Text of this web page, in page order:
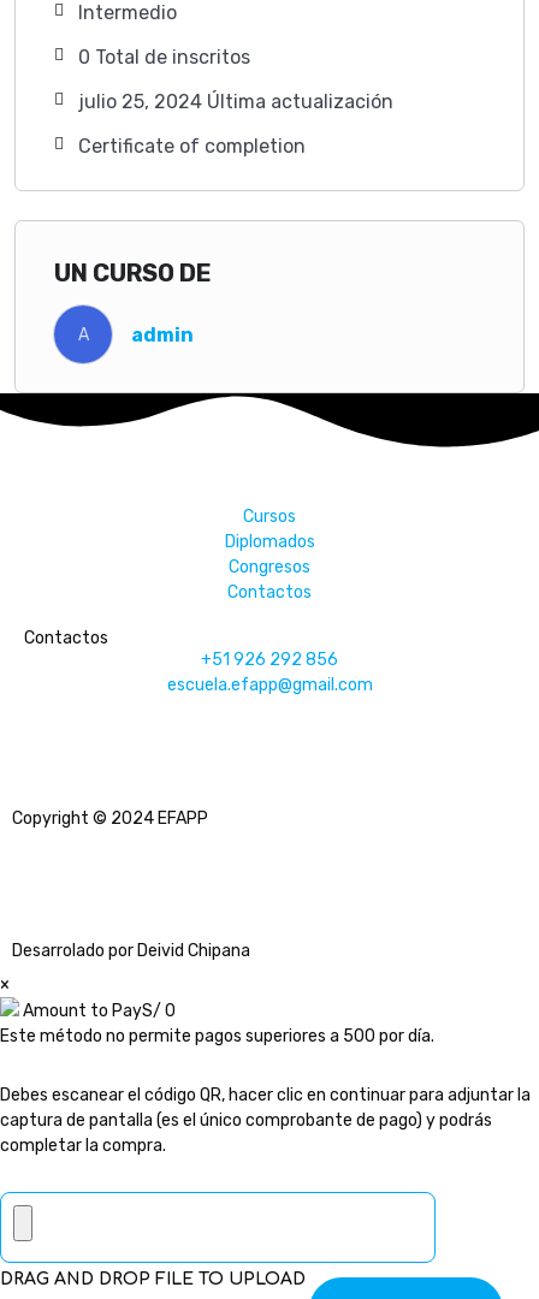
Intermedio
0 TotaI de inscritos
julio 25, 2024 Última actualización
Certificate of completion
UN CURSO DE
A admin
Cursos
Diplomados
Congresos
Contactos
Contactos
+51 926 292 856
escuela.efapp@gmail.com
Copyright © 2024 EFAPP
Desarrolado por Deivid Chipana
×
Amount to PayS/ 0
Este método no permite pagos superiores a 500 por día.
Debes escanear el código QR, hacer clic en continuar para adjuntar la
captura de pantalla (es el único comprobante de pago) y podrás
completar la compra.
DRAG AND DROP FILE TO UPLOAD